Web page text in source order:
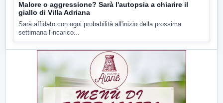
Malore o aggressione? Sarà l'autopsia a chiarire il
giallo di Villa Adriana
Sarà affidato con ogni probabilità all'inizio della prossima
settimana l'incarico...